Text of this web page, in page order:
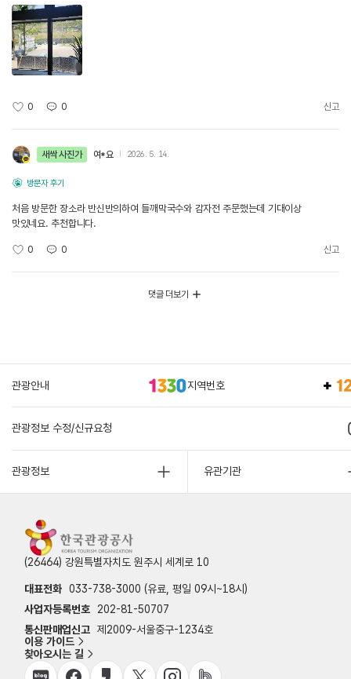
0 0 신고
새싹 사진가 여*요 2026. 5. 14.
방문자 후기
처음 방문한 장소라 반신반의하여 들깨막국수와 감자전 주문했는데 기대이상
맛있네요. 추천합니다.
0 0 신고
댓글 더보기
관광안내 지역번호
관광정보 수정/신규요청
관광정보 유관기관
(26464) 강원특별자치도 원주시 세계로 10
대표전화 033-738-3000 (유료, 평일 09시~18시)
사업자등록번호
202-81-50707
통신판매업신고 제2009-서울중구-1234호
이용 가이드
찾아오시는 길